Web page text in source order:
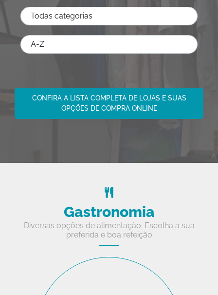
CONFIRA A LISTA COMPLETA DE LOJAS E SUAS
OPÇÕES DE COMPRA ONLINE
Gastronomia
Diversas opções de alimentação. Escolha a sua
preferida e boa refeição